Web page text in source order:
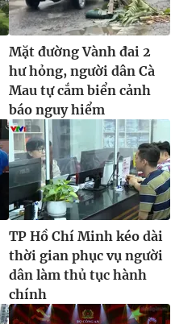
Mặt đường Vành đai 2
hư hỏng, người dân Cà
Mau tự cắm biển cảnh
báo nguy hiểm
TP Hồ Chí Minh kéo dài
thời gian phục vụ người
dân làm thủ tục hành
chính